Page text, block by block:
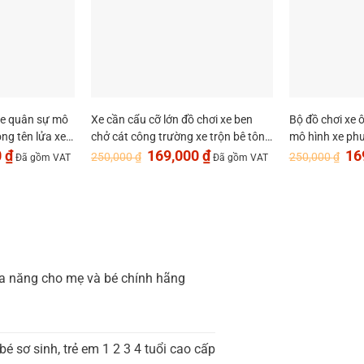
quân sự mô
tên lửa xe
₫Giá
hiện
Đã gồm VAT
Xe cần cẩu cỡ lớn đồ chơi xe ben
chở cát công trường xe trộn bê tông
trẻ em đồ chơi mô hình xe công trình
250,000₫ Giá
gốc
169,000₫Giá
hiện
Đã gồm VAT
Bộ đồ chơi xe
mô hình xe
xe bồn chở téc
250,000₫ Giá
gốc
cho mẹ và bé chính hãng
sơ sinh, trẻ em 1 2 3 4 tuổi cao cấp